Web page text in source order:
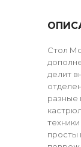
Стол
делит
разные
просты